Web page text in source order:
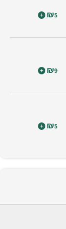
₪5
+
₪9
+
₪5
+